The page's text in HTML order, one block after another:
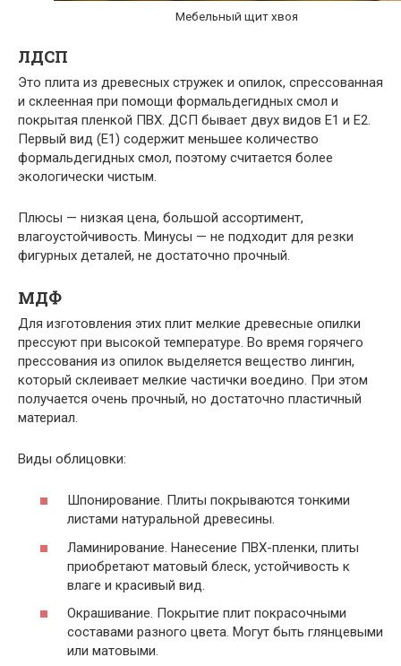
Мебельный щит хвоя
ЛДСП
Это плита из древесных стружек и опилок, спрессованная
и склеенная при помощи формальдегидных смол и
покрытая пленкой ПВХ. ДСП бывает двух видов Е1 и Е2.
Первый вид (Е1) содержит меньшее количество
формальдегидных смол, поэтому считается более
экологически чистым.
Плюсы — низкая цена, большой ассортимент,
влагоустойчивость. Минусы — не подходит для резки
фигурных деталей, не достаточно прочный.
МДФ
Для изготовления этих плит мелкие древесные опилки
прессуют при высокой температуре. Во время горячего
прессования из опилок выделяется вещество лингин,
который склеивает мелкие частички воедино. При этом
получается очень прочный, но достаточно пластичный
материал.
Виды облицовки:
Шпонирование. Плиты покрываются тонкими
листами натуральной древесины.
Ламинирование. Нанесение ПВХ-пленки, плиты
приобретают матовый блеск, устойчивость к
влаге и красивый вид.
Окрашивание. Покрытие плит покрасочными
составами разного цвета. Могут быть глянцевыми
или матовыми.